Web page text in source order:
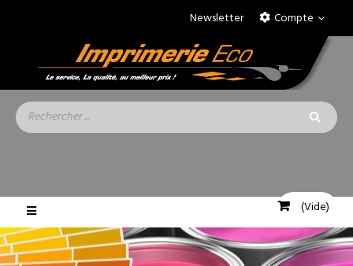
Compte
Newsletter
(Vide)
Basculer
la
navigation